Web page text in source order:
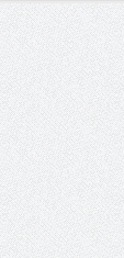
بحران در مرز مغرب